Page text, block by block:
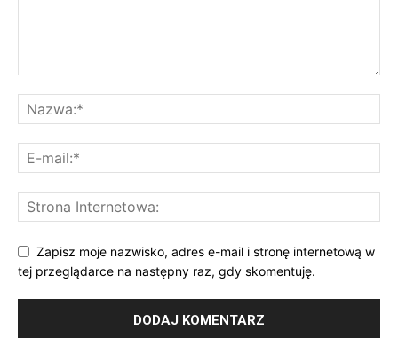
Zapisz moje nazwisko, adres e-mail i stronę internetową w
tej przeglądarce na następny raz, gdy skomentuję.